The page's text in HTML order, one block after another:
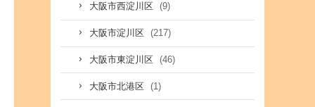
大阪市西淀川区 (9)
大阪市淀川区 (217)
大阪市東淀川区 (46)
大阪市北港区 (1)